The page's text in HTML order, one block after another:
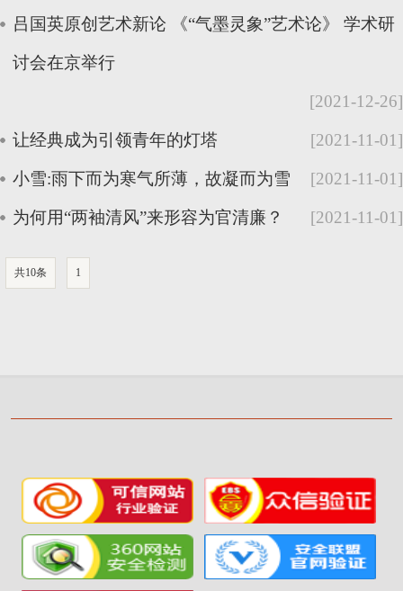
吕国英原创艺术新论 《“气墨灵象”艺术论》 学术研
讨会在京举行
[2021-12-26]
让经典成为引领青年的灯塔 [2021-11-01]
小雪:雨下而为寒气所薄，故凝而为雪 [2021-11-01]
为何用“两袖清风”来形容为官清廉？ [2021-11-01]
共10条 1